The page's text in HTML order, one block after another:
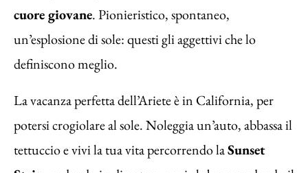
cuore giovane. Pionieristico, spontaneo,
un’esplosione di sole: questi gli aggettivi che lo
definiscono meglio.
La vacanza perfetta dell’Ariete è in California, per
potersi crogiolare al sole. Noleggia un’auto, abbassa il
tettuccio e vivi la tua vita percorrendo laSunset